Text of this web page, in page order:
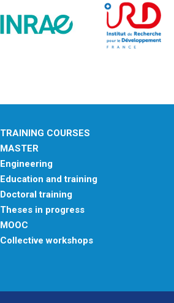
TRAINING COURSES
MASTER
Engineering
Education and training
Doctoral training
Theses in progress
MOOC
Collective workshops